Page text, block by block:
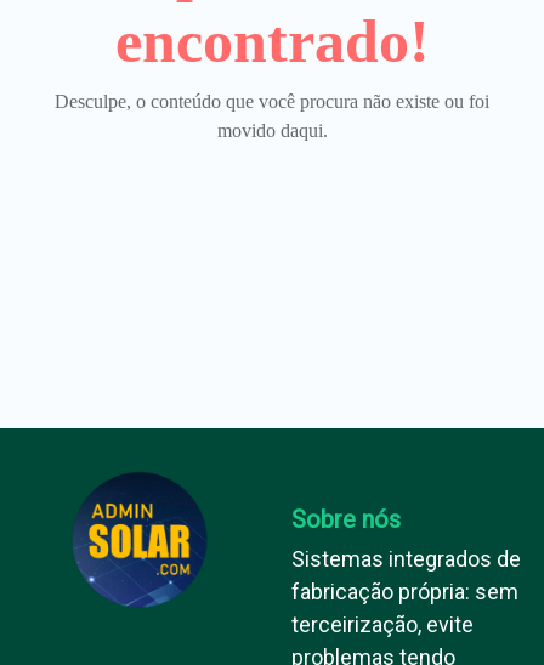
encontrado!
Desculpe, o conteúdo que você procura não existe ou foi
movido daqui.
Sobre nós
Sistemas integrados de
fabricação própria: sem
terceirização, evite
problemas tendo